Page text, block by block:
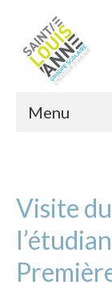
Menu
Visite